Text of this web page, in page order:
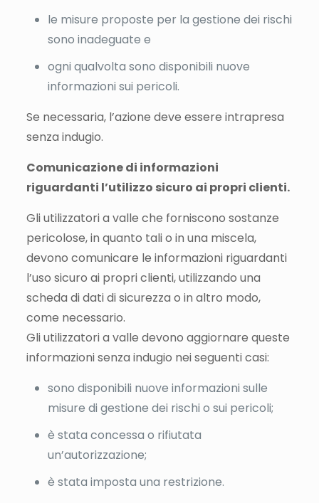
le misure proposte per la gestione dei rischi
sono inadeguate e
ogni qualvolta sono disponibili nuove
informazioni sui pericoli.
Se necessaria, l’azione deve essere intrapresa
senza indugio.
Comunicazione di informazioni
riguardanti l’utilizzo sicuro ai propri clienti.
Gli utilizzatori a valle che forniscono sostanze
pericolose, in quanto tali o in una miscela,
devono comunicare le informazioni riguardanti
l’uso sicuro ai propri clienti, utilizzando una
scheda di dati di sicurezza o in altro modo,
come necessario.
Gli utilizzatori a valle devono aggiornare queste
informazioni senza indugio nei seguenti casi:
sono disponibili nuove informazioni sulle
misure di gestione dei rischi o sui pericoli;
è stata concessa o rifiutata
un’autorizzazione;
è stata imposta una restrizione.